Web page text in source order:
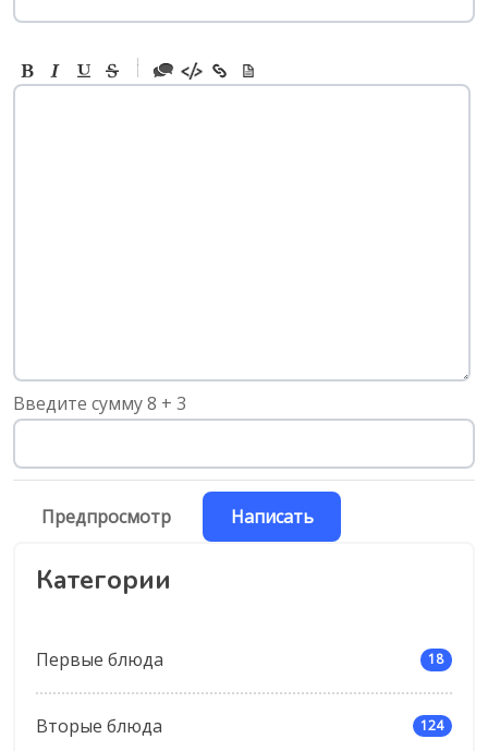
Категории
Первые блюда 18
Вторые блюда 124
-
-
-
Введите сумму 8 + 3